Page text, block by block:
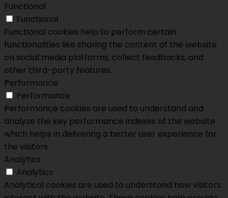
Functional
Functional
Functional cookies help to perform certain
functionalities like sharing the content of the website
on social media platforms, collect feedbacks, and
other third-party features.
Performance
Performance
Performance cookies are used to understand and
analyze the key performance indexes of the website
which helps in delivering a better user experience for
the visitors.
Analytics
Analytics
Analytical cookies are used to understand how visitors